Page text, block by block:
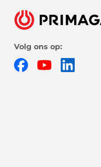
Volg ons op:
FacebookYouTube